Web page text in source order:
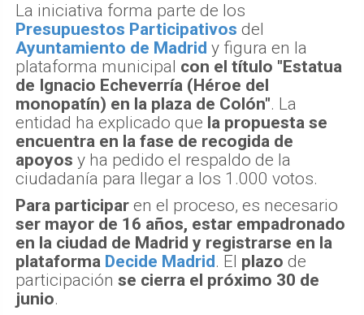
La iniciativa forma parte de los
Presupuestos Participativos del
Ayuntamiento de Madrid y figura en la
plataforma municipal con el título "Estatua
de Ignacio Echeverría (Héroe del
monopatín) en la plaza de Colón". La
entidad ha explicado que la propuesta se
encuentra en la fase de recogida de
apoyos y ha pedido el respaldo de la
ciudadanía para llegar a los 1.000 votos.
Para participar en el proceso, es necesario
ser mayor de 16 años, estar empadronado
en la ciudad de Madrid y registrarse en la
plataforma Decide Madrid. El plazo de
participación se cierra el próximo 30 de
junio.